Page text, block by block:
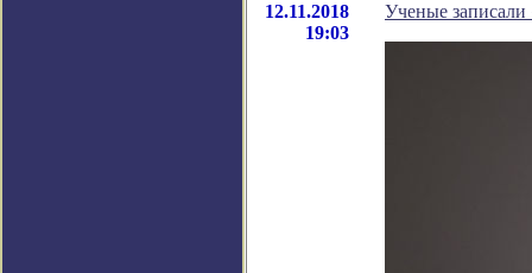
12.11.2018
19:03
Ученые записали